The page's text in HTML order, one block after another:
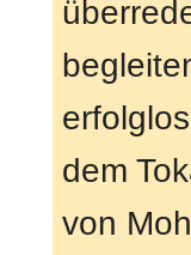
dem
von